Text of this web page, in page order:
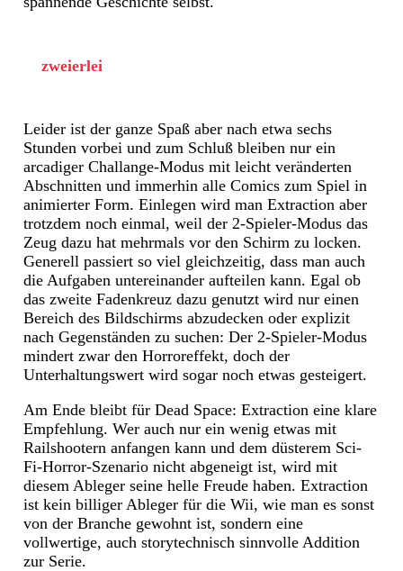
zweierlei
Leider ist der ganze Spaß aber nach etwa sechs
Stunden vorbei und zum Schluß bleiben nur ein
arcadiger Challange-Modus mit leicht veränderten
Abschnitten und immerhin alle Comics zum Spiel in
animierter Form. Einlegen wird man Extraction aber
trotzdem noch einmal, weil der 2-Spieler-Modus das
Zeug dazu hat mehrmals vor den Schirm zu locken.
Generell passiert so viel gleichzeitig, dass man auch
die Aufgaben untereinander aufteilen kann. Egal ob
das zweite Fadenkreuz dazu genutzt wird nur einen
Bereich des Bildschirms abzudecken oder explizit
nach Gegenständen zu suchen: Der 2-Spieler-Modus
mindert zwar den Horroreffekt, doch der
Unterhaltungswert wird sogar noch etwas gesteigert.
Am Ende bleibt für Dead Space: Extraction eine klare
Empfehlung. Wer auch nur ein wenig etwas mit
Railshootern anfangen kann und dem düsterem Sci-
Fi-Horror-Szenario nicht abgeneigt ist, wird mit
diesem Ableger seine helle Freude haben. Extraction
ist kein billiger Ableger für die Wii, wie man es sonst
von der Branche gewohnt ist, sondern eine
vollwertige, auch storytechnisch sinnvolle Addition
zur Serie.